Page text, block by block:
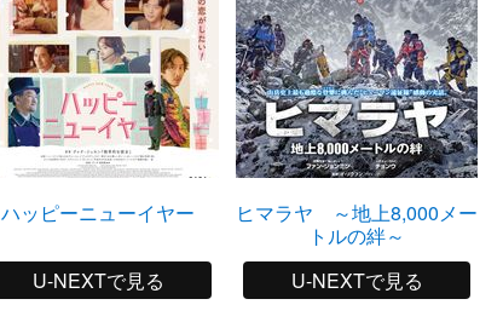
ハッピーニューイヤー
U-NEXTで見る
ヒマラヤ ～地上8,000メー
トルの絆～
U-NEXTで見る